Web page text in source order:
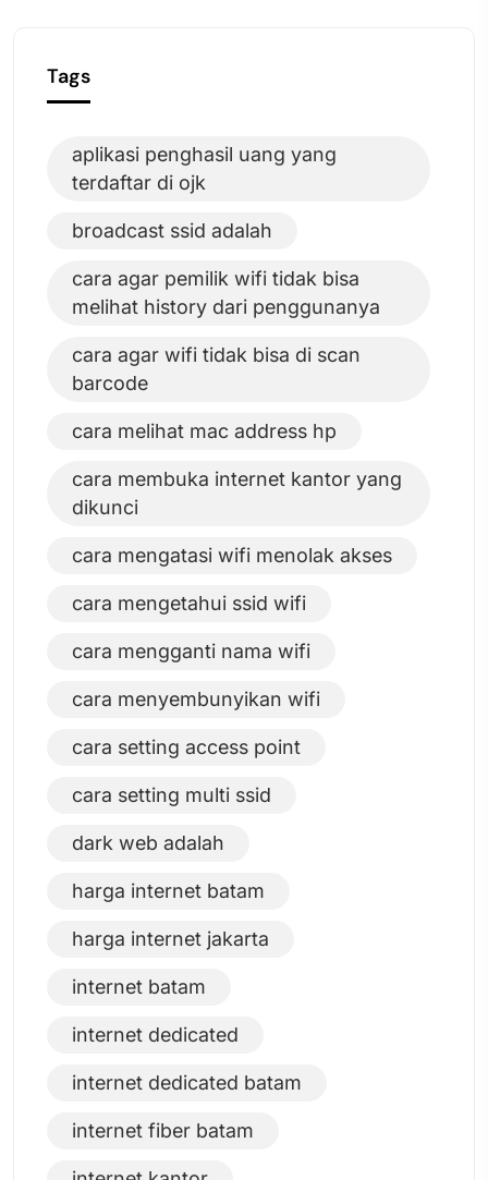
Tags
aplikasi penghasil uang yang
terdaftar di ojk
broadcast ssid adalah
cara agar pemilik wifi tidak bisa
melihat history dari penggunanya
cara agar wifi tidak bisa di scan
barcode
cara melihat mac address hp
cara membuka internet kantor yang
dikunci
cara mengatasi wifi menolak akses
cara mengetahui ssid wifi
cara mengganti nama wifi
cara menyembunyikan wifi
cara setting access point
cara setting multi ssid
dark web adalah
harga internet batam
harga internet jakarta
internet batam
internet dedicated
internet dedicated batam
internet fiber batam